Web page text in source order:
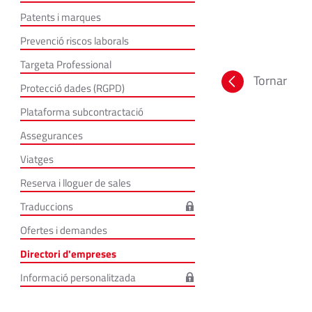
Patents i marques
Prevenció riscos laborals
Targeta Professional
Protecció dades (RGPD)
Plataforma subcontractació
Assegurances
Viatges
Reserva i lloguer de sales
Traduccions
Ofertes i demandes
Directori d'empreses
Informació personalitzada
Tornar